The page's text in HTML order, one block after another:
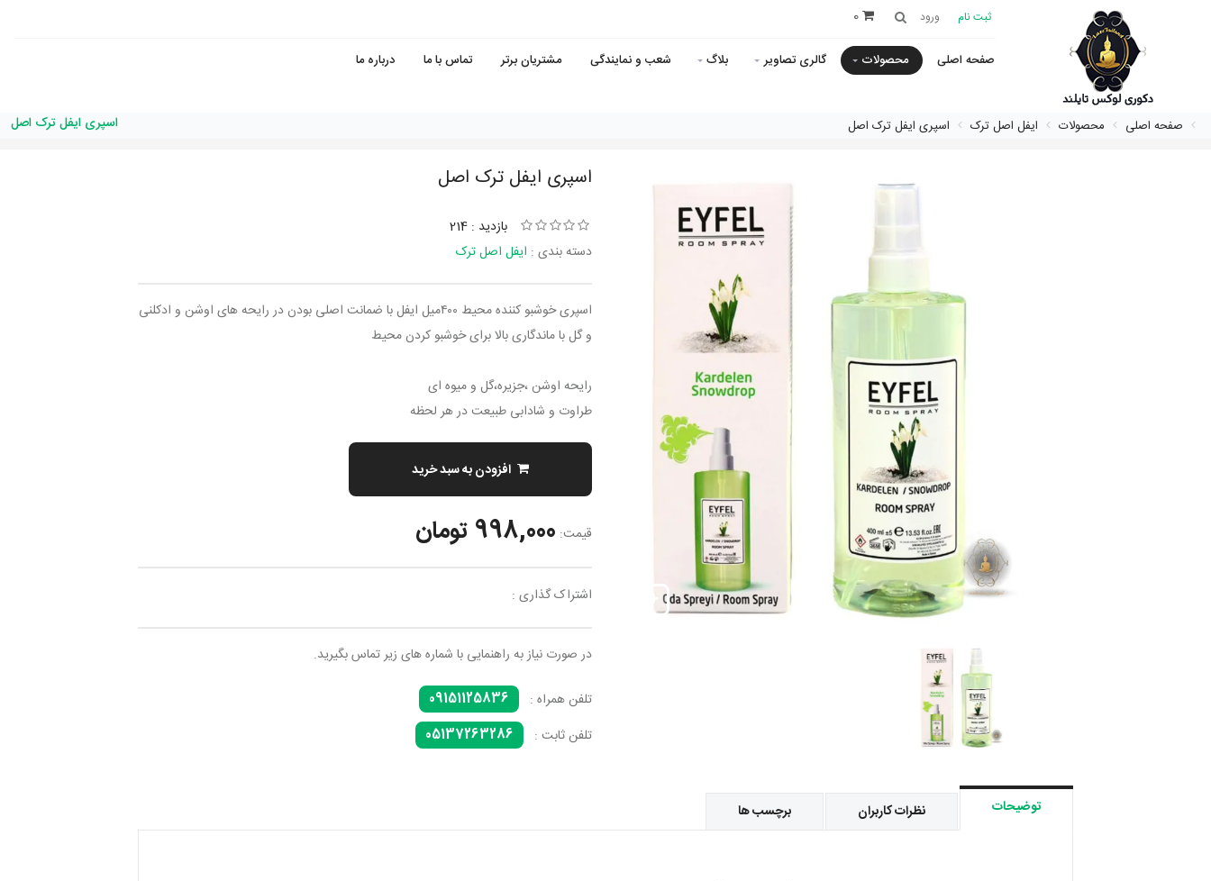
ثبت نام ورود 0
صفحه اصلی محصولات گالری تصاویر بلاگ شعب و نمایندگی مشتریان برتر تماس با ما درباره ما
صفحه اصلی محصولات ایفل اصل ترک اسپری ایفل ترک اصل اسپری ایفل ترک اصل
اسپری ایفل ترک اصل
بازدید : 214
دسته بندی : ایفل اصل ترک
اسپری خوشبو کننده محیط ۴۰۰میل ایفل با ضمانت اصلی بودن در رایحه های اوشن و ادکلنی
و گل با ماندگاری بالا برای خوشبو کردن محیط
رایحه اوشن ،جزیره،گل و میوه ای
طراوت و شادابی طبیعت در هر لحظه
افزودن به سبد خرید
قیمت: 998,000 تومان
اشتراک گذاری :
در صورت نیاز به راهنمایی با شماره های زیر تماس بگیرید.
تلفن همراه :
09151125836
تلفن ثابت :
05137263286
توضیحات نظرات کاربران برچسب ها